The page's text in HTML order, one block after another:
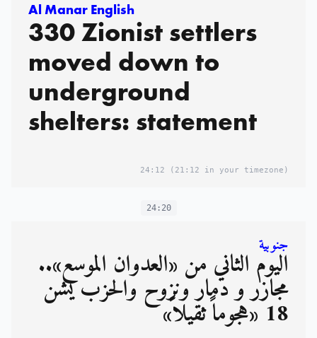
Al Manar English
330 Zionist settlers
moved down to
underground
shelters: statement
24:12 (21:12 in your timezone)
24:20
جنوبية
اليوم الثاني من «العدوان الموسع»..
مجازر و دمار ونزوح والحزب يشن
18 «هجوماً ثقيلاً»